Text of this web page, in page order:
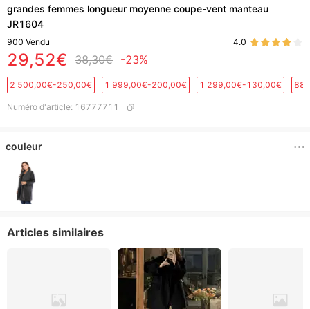
grandes femmes longueur moyenne coupe-vent manteau
JR1604
900 Vendu 4.0
29,52€ 38,30€ -23%
2 500,00€-250,00€ 1 999,00€-200,00€ 1 299,00€-130,00€
Numéro d'article: 16777711
couleur
Articles similaires